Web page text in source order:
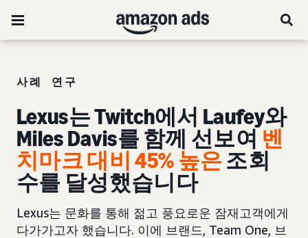
사례 연구
Lexus는 Twitch에서 Laufey와
Miles Davis를 함께 선보여 벤
치마크 대비 45% 높은 조회
수를 달성했습니다
Lexus는 문화를 통해 젊고 풍요로운 잠재고객에게
다가가고자 했습니다. 이에 브랜드, Team One, 브